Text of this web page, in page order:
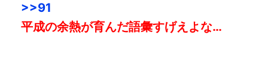
>>91
平成の余熱が育んだ語彙すげえよな…